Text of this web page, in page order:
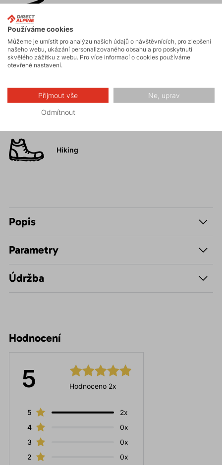
Turistika
Vysokohorská
Hiking
Popis
Parametry
Údržba
Hodnocení
5 Hodnoceno 2x
5
2x
4
0x
3
0x
2
0x
Používáme cookies
Můžeme je umístit pro analýzu našich údajů o návštěvnících, pro zlepšení
našeho webu, ukázání personalizovaného obsahu a pro poskytnutí
skvělého zážitku z webu. Pro více informací o cookies používáme
otevřené nastavení.
Přijmout vše Ne, uprav
Odmítnout